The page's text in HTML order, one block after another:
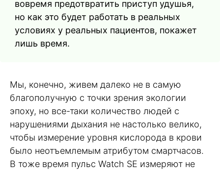
вовремя предотвратить приступ удушья,
но как это будет работать в реальных
условиях у реальных пациентов, покажет
лишь время.
Мы, конечно, живем далеко не в самую
благополучную с точки зрения экологии
эпоху, но все-таки количество людей с
нарушениями дыхания не настолько велико,
чтобы измерение уровня кислорода в крови
было неотъемлемым атрибутом смартчасов.
В тоже время пульс Watch SE измеряют не